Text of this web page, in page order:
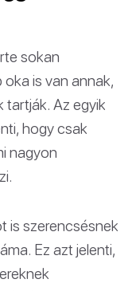
sokan
is van annak,
Az egyik
hogy csak
nagyon
is szerencsésnek
Ez azt jelenti,